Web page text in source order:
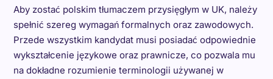
Aby zostać polskim tłumaczem przysięgłym w UK, należy
spełnić szereg wymagań formalnych oraz zawodowych.
Przede wszystkim kandydat musi posiadać odpowiednie
wykształcenie językowe oraz prawnicze, co pozwala mu
na dokładne rozumienie terminologii używanej w